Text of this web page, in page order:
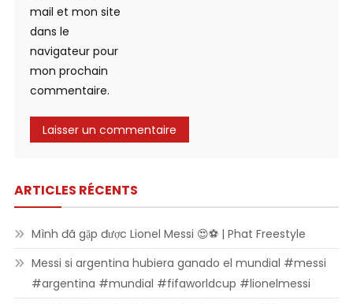
mail et mon site
dans le
navigateur pour
mon prochain
commentaire.
ARTICLES RÉCENTS
Mình đã gặp được Lionel Messi 😍⚽ | Phat Freestyle
Messi si argentina hubiera ganado el mundial #messi
#argentina #mundial #fifaworldcup #lionelmessi